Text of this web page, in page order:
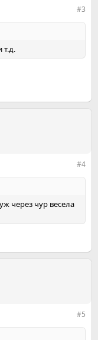
#3
т.д.
#4
через чур весела
#5